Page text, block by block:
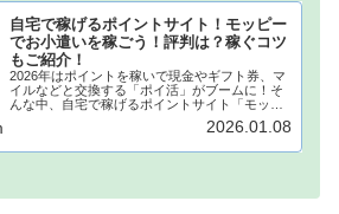
自宅で稼げるポイントサイト！モッピー
でお小遣いを稼ごう！評判は？稼ぐコツ
もご紹介！
2026年はポイントを稼いで現金やギフト券、マ
イルなどと交換する「ポイ活」がブームに！そ
んな中、自宅で稼げるポイントサイト「モッピ
ー」が注目されています！モッピーに登録し、
自宅でポイントを稼げば、あなたも月1万円稼ぐ
2026.01.08